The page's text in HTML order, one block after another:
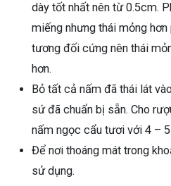
dày tốt nhất nên từ 0.5cm.
miếng nhưng thái mỏng hơn
tương đối cứng nên thái
hơn.
Bỏ tất cả nấm đã thái lát
sứ đã chuẩn bị sẵn. Cho
nấm ngọc cẩu tươi với 4 –
Để nơi thoáng mát trong
sử dụng.